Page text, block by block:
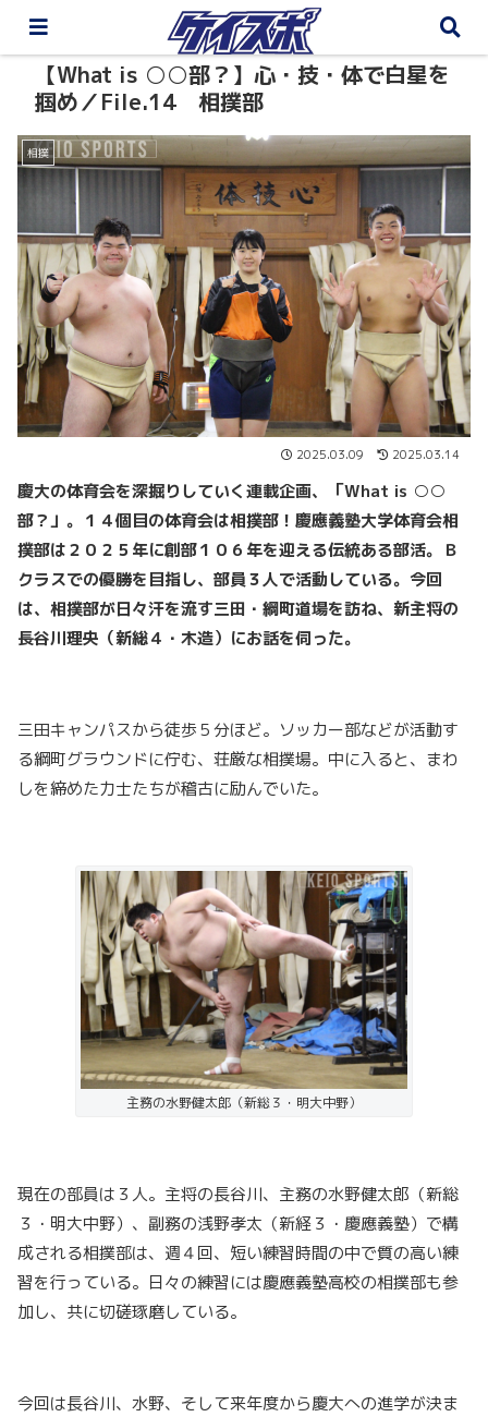
【What is ○○部？】心・技・体で白星を
掴め／File.14 相撲部
相撲
2025.03.09 2025.03.14
慶大の体育会を深掘りしていく連載企画、「What is ○○
部？」。１４個目の体育会は相撲部！慶應義塾大学体育会相
撲部は２０２５年に創部１０６年を迎える伝統ある部活。Ｂ
クラスでの優勝を目指し、部員３人で活動している。今回
は、相撲部が日々汗を流す三田・綱町道場を訪ね、新主将の
長谷川理央（新総４・木造）にお話を伺った。
三田キャンパスから徒歩５分ほど。ソッカー部などが活動す
る綱町グラウンドに佇む、荘厳な相撲場。中に入ると、まわ
しを締めた力士たちが稽古に励んでいた。
主務の水野健太郎（新総３・明大中野）
現在の部員は３人。主将の長谷川、主務の水野健太郎（新総
３・明大中野）、副務の浅野孝太（新経３・慶應義塾）で構
成される相撲部は、週４回、短い練習時間の中で質の高い練
習を行っている。日々の練習には慶應義塾高校の相撲部も参
加し、共に切磋琢磨している。
今回は長谷川、水野、そして来年度から慶大への進学が決ま